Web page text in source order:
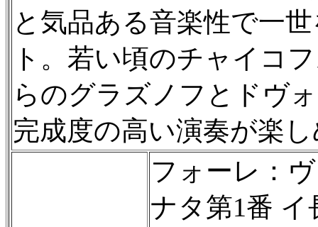
と気品ある音楽性で一
ト。若い頃のチャイコ
らのグラズノフとドヴ
完成度の高い演奏が楽
フォーレ：
ナタ第1番 イ